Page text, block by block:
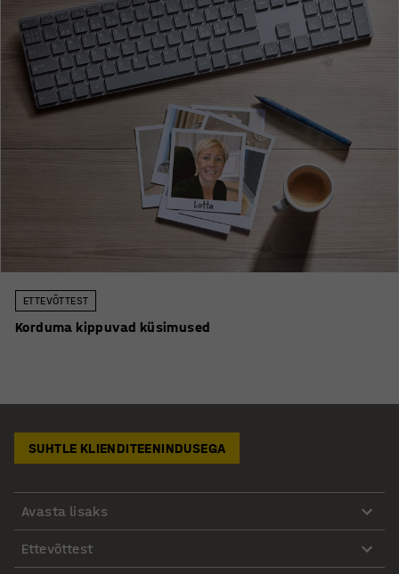
ETTEVÕTTEST
Korduma kippuvad küsimused
SUHTLE KLIENDITEENINDUSEGA
Avasta lisaks
Ettevõttest